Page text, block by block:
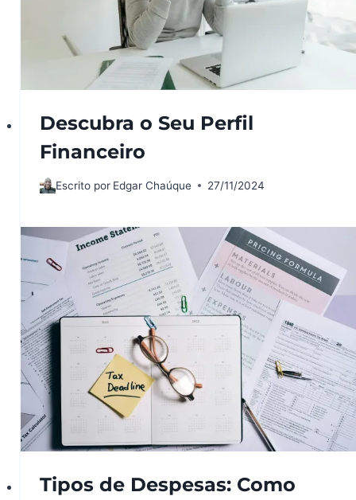
Descubra o Seu Perfil
Financeiro
Escrito por Edgar Chaúque 27/11/2024
Tipos de Despesas: Como